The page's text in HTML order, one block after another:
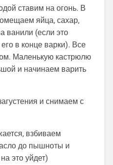
ставим на огонь. В
яйца, сахар,
ванили (если это
в конце варки). Все
Маленькую кастрюлю
и начинаем варить
и снимаем с
взбиваем
до пышноты и
это уйдет)